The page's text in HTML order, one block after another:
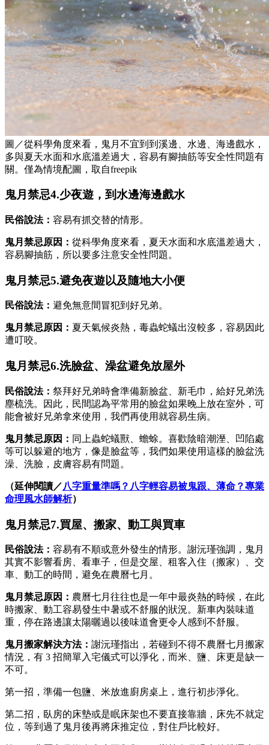
圖／從科學角度來看，鬼月不宜到到溪邊、水邊、海邊戲水，
多與夏天水面和水底溫差過大，容易有腳抽筋等安全性問題有
關。僅為情境配圖，取自freepik
鬼月禁忌4.少夜遊，到水邊海邊戲水
民俗說法： 容易有抓交替的情形。
鬼月禁忌原因： 從科學角度來看，夏天水面和水底溫差過大，
容易腳抽筋，所以要多注意安全性問題。
鬼月禁忌5.避免夜遊以及隨地大小便
民俗說法： 避免無意間冒犯到好兄弟。
鬼月禁忌原因： 夏天氣候炎熱，毒蟲蛇蟻出沒較多，容易因此
遭叮咬。
鬼月禁忌6.洗臉盆、澡盆避免放屋外
民俗說法： 祭拜好兄弟時會準備新臉盆、新毛巾，給好兄弟洗
塵梳洗。因此，民間認為平常用的臉盆如果晚上放在室外，可
能會被好兄弟拿來使用，我們再使用就容易生病。
鬼月禁忌原因： 同上蟲蛇蟻獸、蟾蜍。喜歡陰暗潮溼、凹陷處
等可以躲避的地方，像是臉盆等，我們如果使用這樣的臉盆洗
澡、洗臉，皮膚容易有問題。
（延伸閱讀／八字重量準嗎？八字輕容易被鬼跟、薄命？專業
命理風水師解析）
鬼月禁忌7.買屋、搬家、動工與買車
民俗說法： 容易有不順或意外發生的情形。謝沅瑾強調，鬼月
其實不影響看房、看車子，但是交屋、租客入住（搬家）、交
車、動工的時間，避免在農曆七月。
鬼月禁忌原因： 農曆七月往往也是一年中最炎熱的時候，在此
時搬家、動工容易發生中暑或不舒服的狀況。新車內裝味道
重，停在路邊讓太陽曬過以後味道會更令人感到不舒服。
鬼月搬家解決方法： 謝沅瑾指出，若碰到不得不農曆七月搬家
情況，有 3 招簡單入宅儀式可以淨化，而米、鹽、床更是缺一
不可。
第一招，準備一包鹽、米放進廚房桌上，進行初步淨化。
第二招，臥房的床墊或是眠床架也不要直接靠牆，床先不就定
位，等到過了鬼月後再將床推定位，對住戶比較好。